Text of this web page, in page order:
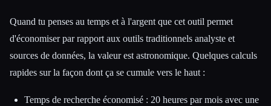
Quand tu penses au temps et à l'argent que cet outil permet
d'économiser par rapport aux outils traditionnels analyste et
sources de données, la valeur est astronomique. Quelques calculs
rapides sur la façon dont ça se cumule vers le haut :
Temps de recherche économisé : 20 heures par mois avec une